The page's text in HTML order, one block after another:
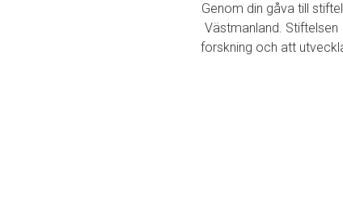
Genom din gåva till
Västmanland.
forskning och att